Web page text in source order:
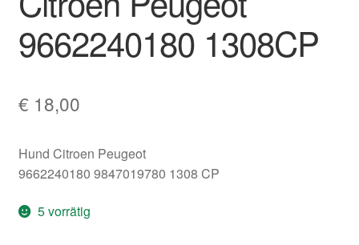
9662240180 1308CP
€ 18,00
Hund Citroen Peugeot
9662240180 9847019780 1308 CP
5 vorrätig